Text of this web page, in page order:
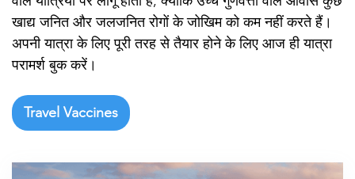
खाद्य जनित और जलजनित रोगों के जोखिम को कम नहीं करते हैं।
अपनी यात्रा के लिए पूरी तरह से तैयार होने के लिए आज ही यात्रा
परामर्श बुक करें।
Travel Vaccines